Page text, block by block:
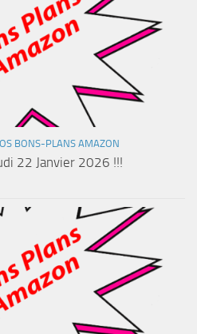
BONS-PLANS AMAZON
22 Janvier 2026 !!!